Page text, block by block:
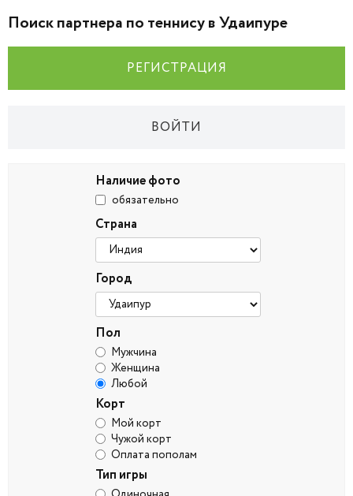
Поиск партнера по теннису в Удаипуре
РЕГИСТРАЦИЯ
ВОЙТИ
Наличие фото
обязательно
Страна
Город
Пол
Мужчина
Женщина
Любой
Корт
Мой корт
Чужой корт
Оплата пополам
Тип игры